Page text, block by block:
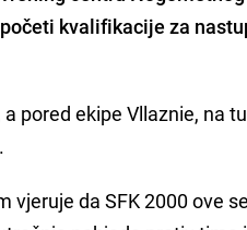
kvalifikacije za
pored ekipe Vllaznie, na
da SFK 2000 ove